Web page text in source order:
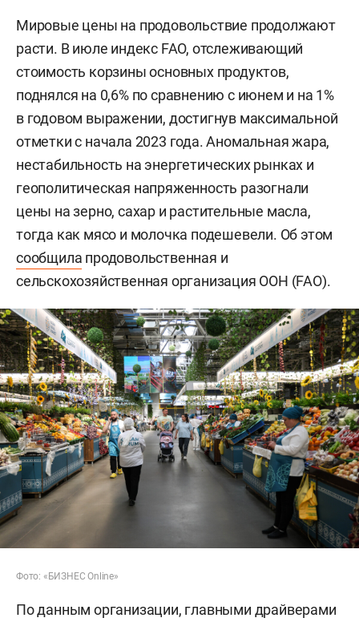
Мировые цены на продовольствие продолжают
расти. В июле индекс FAO, отслеживающий
стоимость корзины основных продуктов,
поднялся на 0,6% по сравнению с июнем и на 1%
в годовом выражении, достигнув максимальной
отметки с начала 2023 года. Аномальная жара,
нестабильность на энергетических рынках и
геополитическая напряженность разогнали
цены на зерно, сахар и растительные масла,
тогда как мясо и молочка подешевели. Об этом
сообщила продовольственная и
сельскохозяйственная организация ООН (FAO).
Фото: «БИЗНЕС Online»
По данным организации, главными драйверами